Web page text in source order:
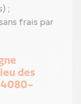
;
frais par
des